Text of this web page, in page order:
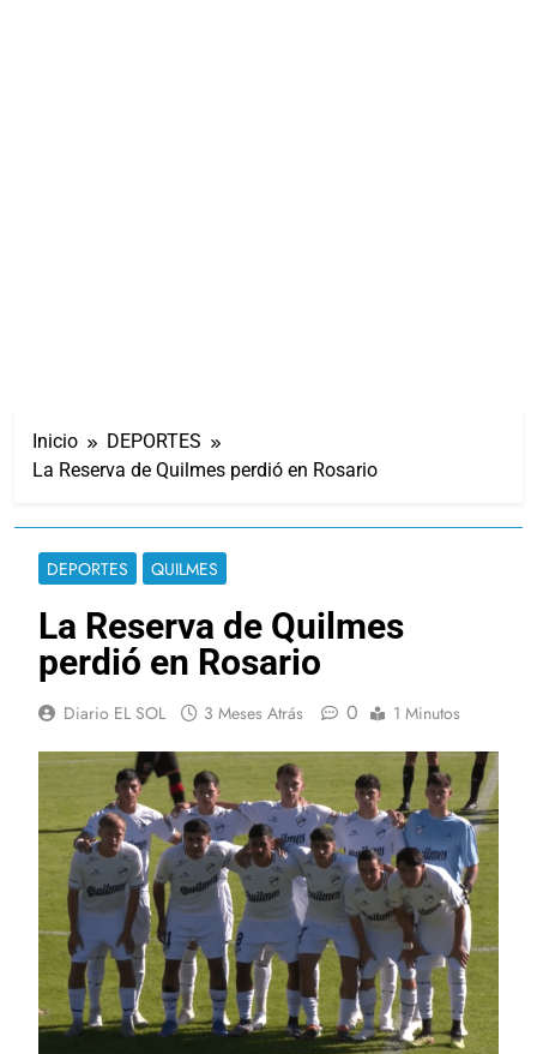
Inicio
DEPORTES
La Reserva de Quilmes perdió en Rosario
DEPORTES QUILMES
La Reserva de Quilmes
perdió en Rosario
Diario EL SOL 3 Meses Atrás 0 1 Minutos